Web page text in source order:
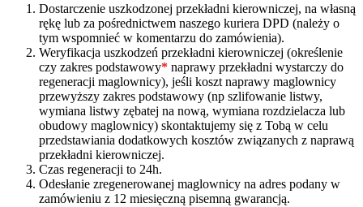
Dostarczenie uszkodzonej przekładni kierowniczej, na własną
rękę lub za pośrednictwem naszego kuriera DPD (należy o
tym wspomnieć w komentarzu do zamówienia).
Weryfikacja uszkodzeń przekładni kierowniczej (określenie
czy zakres podstawowy* naprawy przekładni wystarczy do
regeneracji maglownicy), jeśli koszt naprawy maglownicy
przewyższy zakres podstawowy (np szlifowanie listwy,
wymiana listwy zębatej na nową, wymiana rozdzielacza lub
obudowy maglownicy) skontaktujemy się z Tobą w celu
przedstawiania dodatkowych kosztów związanych z naprawą
przekładni kierowniczej.
Czas regeneracji to 24h.
Odesłanie zregenerowanej maglownicy na adres podany w
zamówieniu z 12 miesięczną pisemną gwarancją.